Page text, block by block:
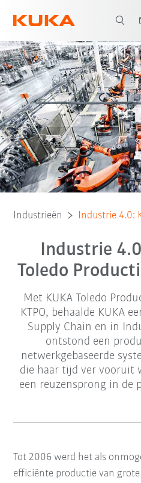
Alle
Industrieën Industrie 4.0:
Industrie
Toledo
Met KUKA Toledo
KTPO, behaalde KUKA
Supply Chain en in
ontstond een
netwerkgebaseerde
die haar tijd ver vooruit
een reuzensprong in
Tot 2006 werd het als
efficiënte productie van